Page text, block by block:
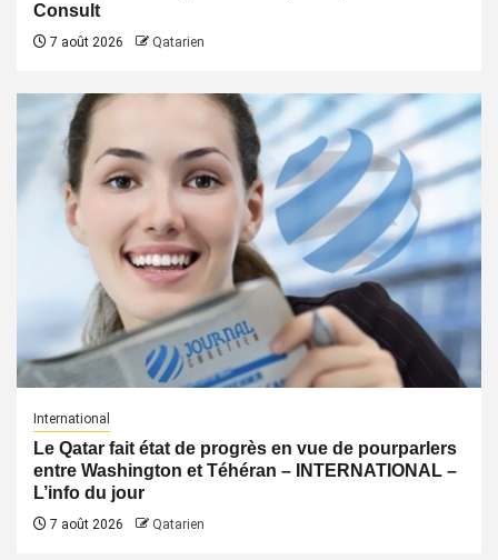
Consult
7 août 2026 Qatarien
International
Le Qatar fait état de progrès en vue de pourparlers
entre Washington et Téhéran – INTERNATIONAL –
L’info du jour
7 août 2026 Qatarien